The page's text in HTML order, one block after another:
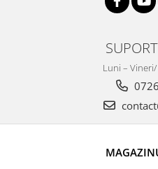
Luni – Vineri/